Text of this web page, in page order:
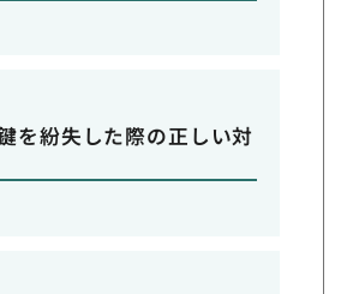
を紛失した際の正しい対